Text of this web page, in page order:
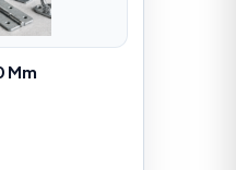
Mm